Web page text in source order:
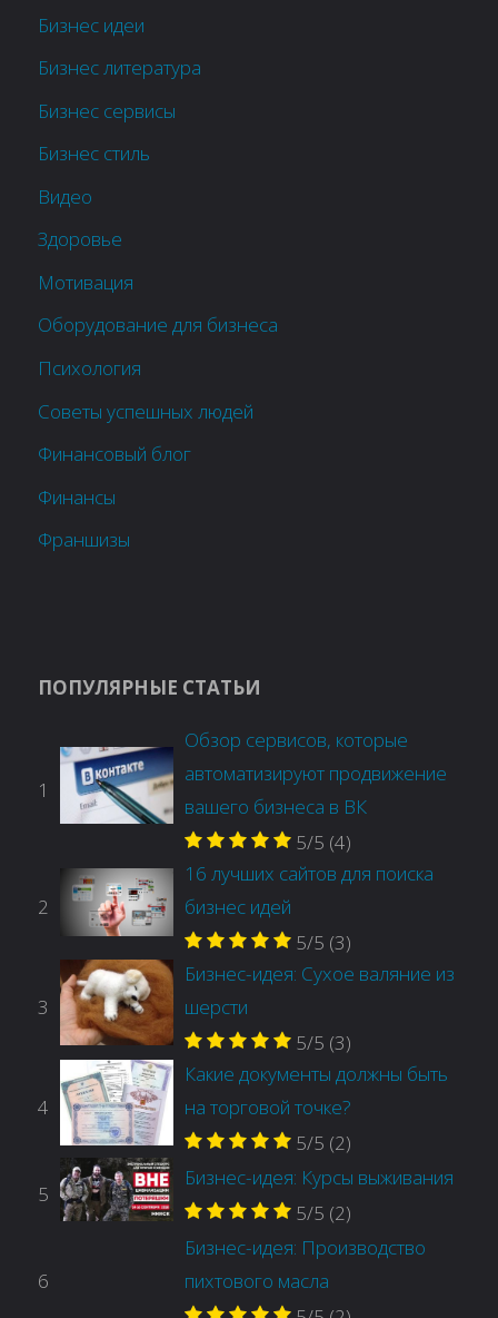
Бизнес идеи
Бизнес литература
Бизнес сервисы
Бизнес стиль
Видео
Здоровье
Мотивация
Оборудование для бизнеса
Психология
Советы успешных людей
Финансовый блог
Финансы
Франшизы
ПОПУЛЯРНЫЕ СТАТЬИ
1
Обзор сервисов, которые
автоматизируют продвижение
вашего бизнеса в ВК
5/5 (4)
2
16 лучших сайтов для поиска
бизнес идей
5/5 (3)
3
Бизнес-идея: Сухое валяние из
шерсти
5/5 (3)
4
Какие документы должны быть
на торговой точке?
5/5 (2)
5
Бизнес-идея: Курсы выживания
5/5 (2)
6
Бизнес-идея: Производство
пихтового масла